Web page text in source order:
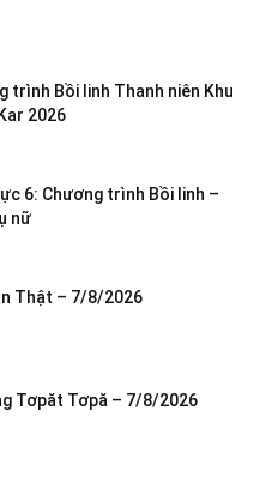
trình Bồi linh Thanh niên Khu
2026
6: Chương trình Bồi linh –
nữ
Thật – 7/8/2026
Tơpăt Tơpă – 7/8/2026